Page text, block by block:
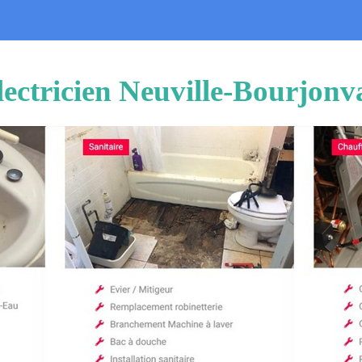
Neuville-